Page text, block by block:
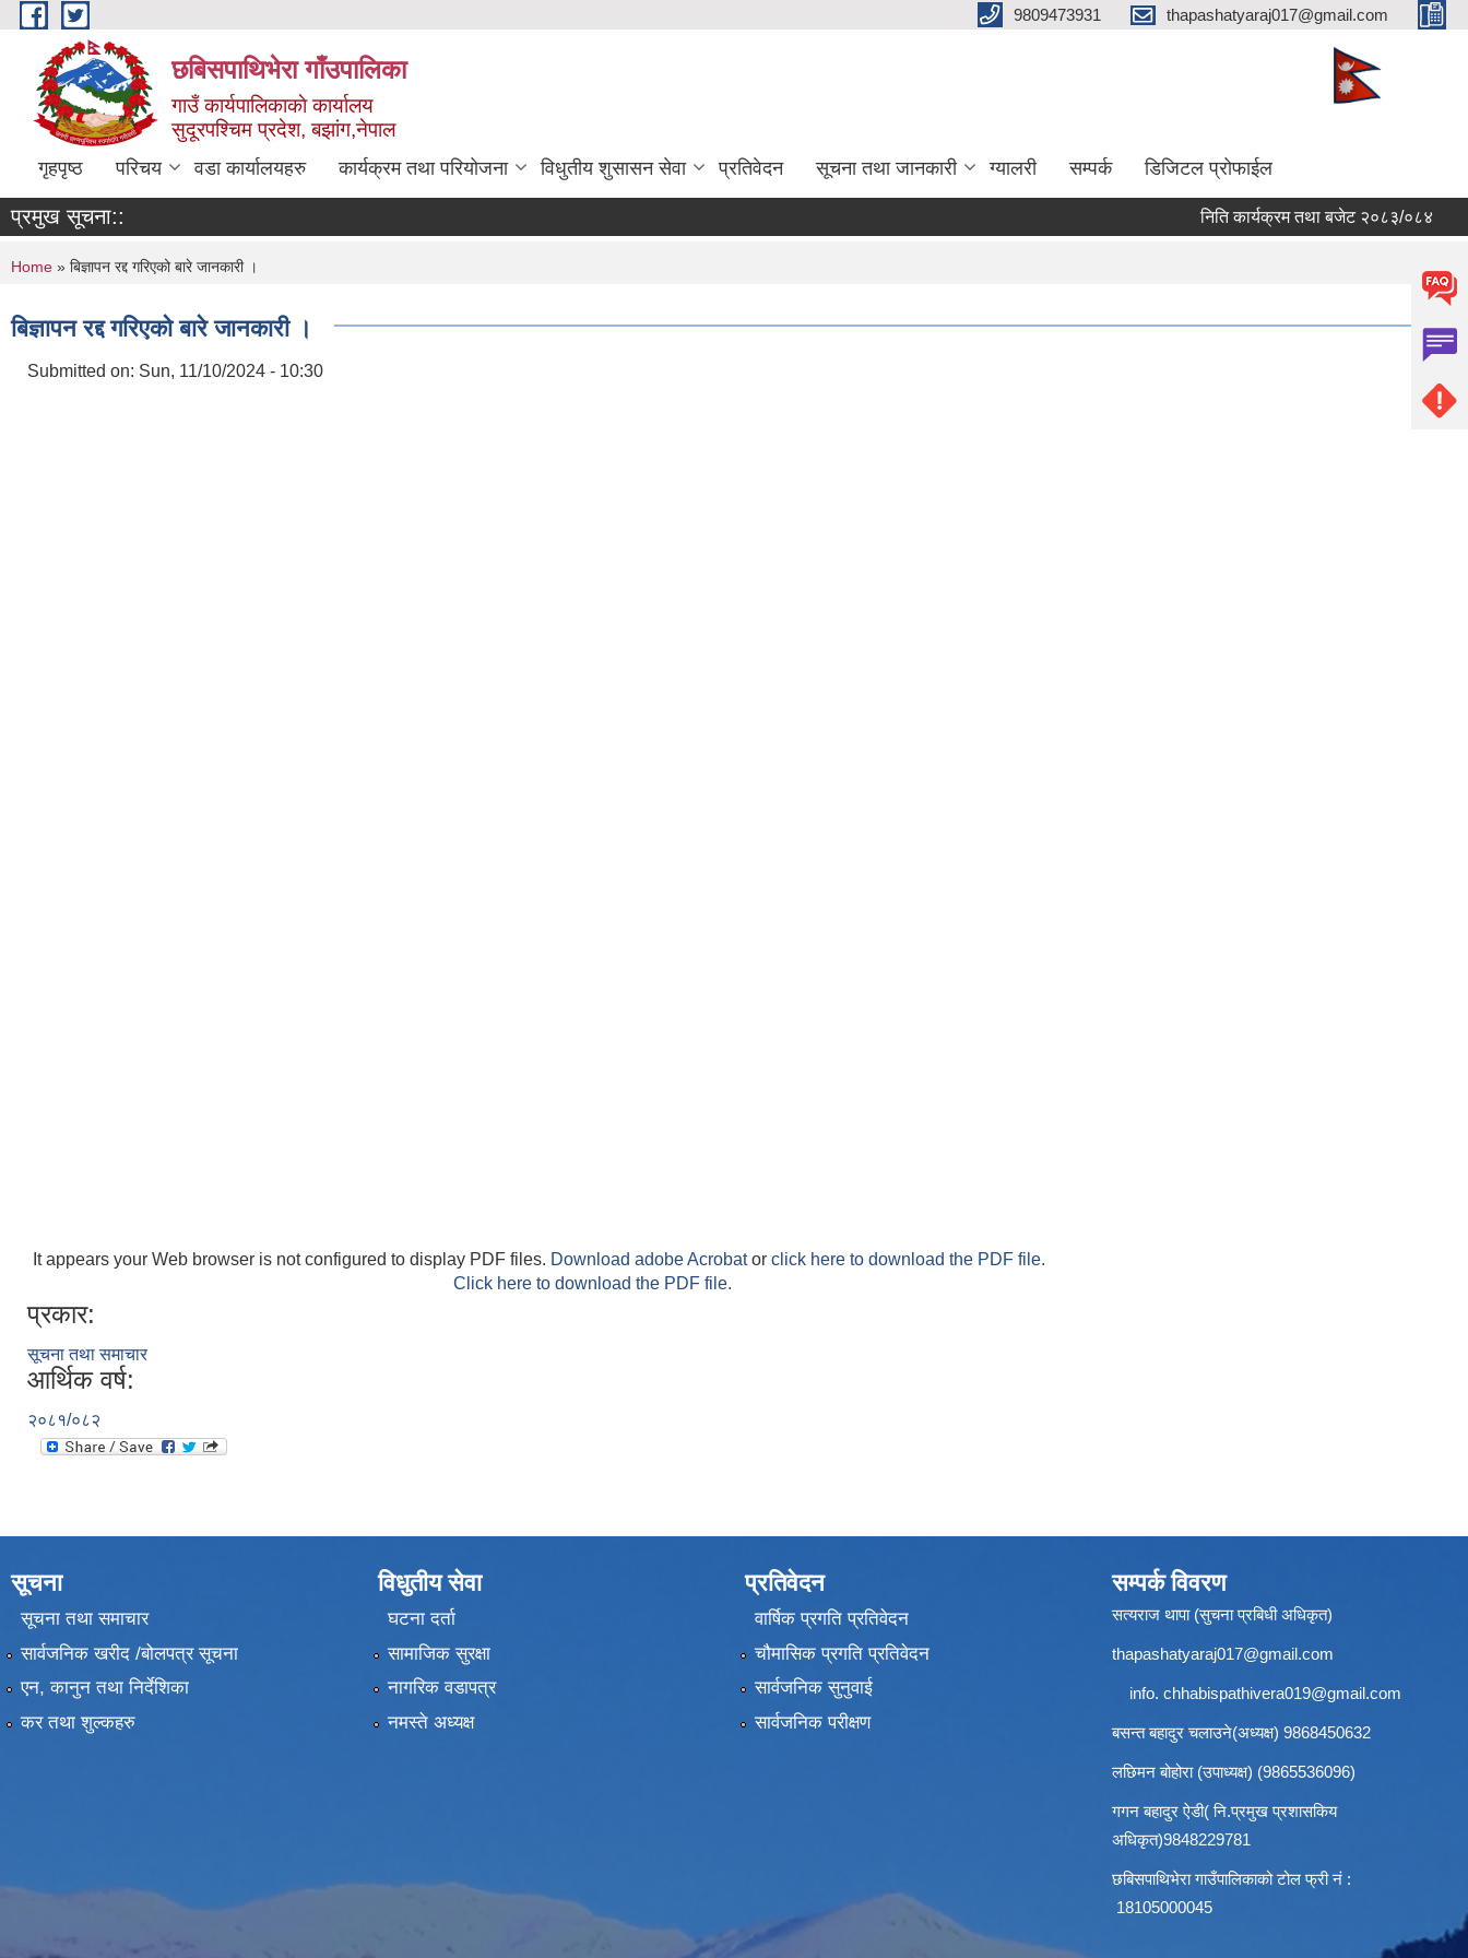
Skip to main content 9809473931 thapashatyaraj017@gmail.com
छबिसपाथिभेरा गाँउपालिका
गाउँ कार्यपालिकाकाे कार्यालय
सुदूरपश्चिम प्रदेश, बझांग,नेपाल
गृहपृष्ठ परिचय वडा कार्यालयहरु कार्यक्रम तथा परियोजना विधुतीय शुसासन सेवा प्रतिवेदन सूचना तथा जानकारी ग्यालरी सम्पर्क डिजिटल प्रोफाईल
प्रमुख सूचना:: निति कार्यक्रम तथा बजेट २०८३/०८४
You are here
Home » बिज्ञापन रद्द गरिएको बारे जानकारी ।
बिज्ञापन रद्द गरिएको बारे जानकारी ।
Submitted on: Sun, 11/10/2024 - 10:30
It appears your Web browser is not configured to display PDF files. Download adobe Acrobator click here to download the PDF file.
Click here to download the PDF file.
प्रकार:
सूचना तथा समाचार
आर्थिक वर्ष:
२०८१/०८२
सूचना
सूचना तथा समाचार
सार्वजनिक खरीद /बोलपत्र सूचना
एन, कानुन तथा निर्देशिका
कर तथा शुल्कहरु
विधुतीय सेवा
घटना दर्ता
सामाजिक सुरक्षा
नागरिक वडापत्र
नमस्ते अध्यक्ष
प्रतिवेदन
वार्षिक प्रगति प्रतिवेदन
चौमासिक प्रगति प्रतिवेदन
सार्वजनिक सुनुवाई
सार्वजनिक परीक्षण
सम्पर्क विवरण
सत्यराज थापा (सुचना प्रबिधी अधिकृत)
thapashatyaraj017@gmail.com
info. chhabispathivera019@gmail.com
बसन्त बहादुर चलाउने(अध्यक्ष) 9868450632
लछिमन बोहोरा (उपाध्यक्ष) (9865536096)
गगन बहादुर ऐडी( नि.प्रमुख प्रशासकिय
अधिकृत)9848229781
छबिसपाथिभेरा गाउँपालिकाको टोल फ्री नं :
18105000045